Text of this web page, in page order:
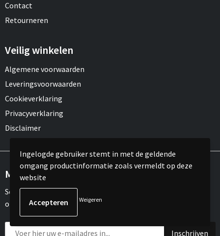
Contact
Retourneren
Veilig winkelen
Algemene voorwaarden
Leveringsvoorwaarden
Cookieverklaring
Privacyverklaring
Disclaimer
Meld je aan voor onze nieuwsbrief
Schrijf je in voor onze nieuwsbrief en mis nooit meer één van
onze leuke aanbiedingen of updates.
Ingelogde gebruiker stemt in met de geldende
omgang productinformatie zoals vermeldt op deze
website
Weigeren